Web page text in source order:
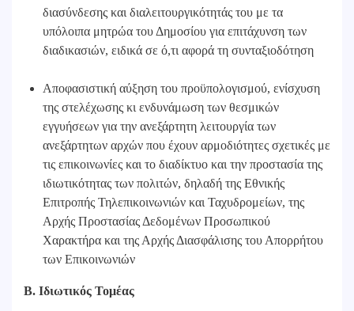
διασύνδεσης και διαλειτουργικότητάς του με τα
υπόλοιπα μητρώα του Δημοσίου για επιτάχυνση των
διαδικασιών, ειδικά σε ό,τι αφορά τη συνταξιοδότηση
Αποφασιστική αύξηση του προϋπολογισμού, ενίσχυση
της στελέχωσης κι ενδυνάμωση των θεσμικών
εγγυήσεων για την ανεξάρτητη λειτουργία των
ανεξάρτητων αρχών που έχουν αρμοδιότητες σχετικές με
τις επικοινωνίες και το διαδίκτυο και την προστασία της
ιδιωτικότητας των πολιτών, δηλαδή της Εθνικής
Επιτροπής Τηλεπικοινωνιών και Ταχυδρομείων, της
Αρχής Προστασίας Δεδομένων Προσωπικού
Χαρακτήρα και της Αρχής Διασφάλισης του Απορρήτου
των Επικοινωνιών
Β. Ιδιωτικός Τομέας